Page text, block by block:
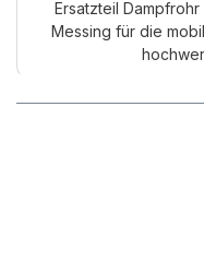
Ersatzteil
Messing für die